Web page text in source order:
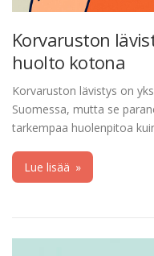
Korvaruston
huolto kotona
Korvaruston lävistys on
Suomessa, mutta se
tarkempaa huolenpitoa
Lue lisää »